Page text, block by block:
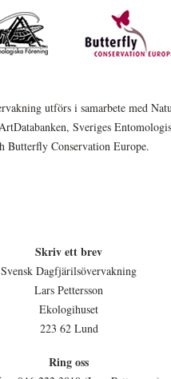
utförs i samarbete med
Sveriges
Butterfly Conservation Europe.
Skriv ett brev
Svensk Dagfjärilsövervakning
Lars Pettersson
Ekologihuset
223 62 Lund
Ring oss